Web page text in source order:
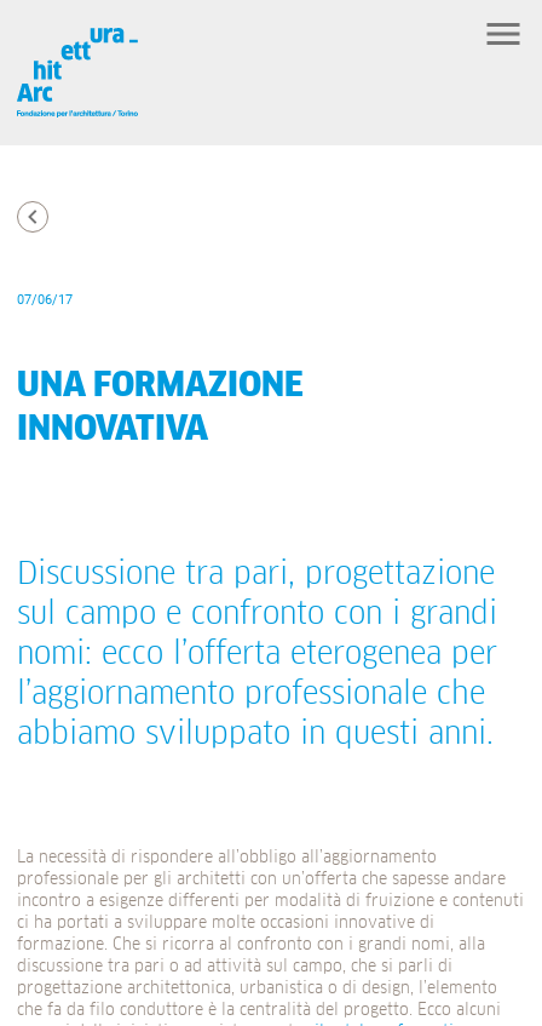
07/06/17
UNA FORMAZIONE
INNOVATIVA
Discussione tra pari, progettazione
sul campo e confronto con i grandi
nomi: ecco l’offerta eterogenea per
l’aggiornamento professionale che
abbiamo sviluppato in questi anni.
La necessità di rispondere all’obbligo all’aggiornamento
professionale per gli architetti con un’offerta che sapesse andare
incontro a esigenze differenti per modalità di fruizione e contenuti
ci ha portati a sviluppare molte occasioni innovative di
formazione. Che si ricorra al confronto con i grandi nomi, alla
discussione tra pari o ad attività sul campo, che si parli di
progettazione architettonica, urbanistica o di design, l’elemento
che fa da filo conduttore è la centralità del progetto. Ecco alcuni